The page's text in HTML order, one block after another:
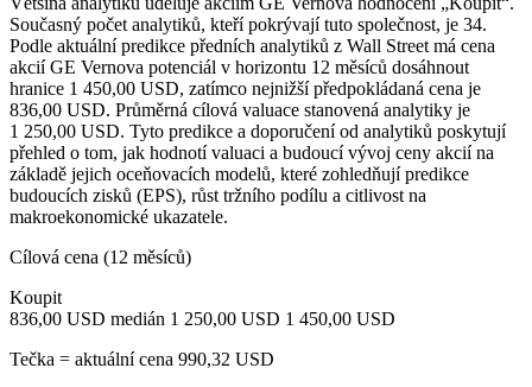
Současný počet analytiků, kteří pokrývají tuto společnost, je 34.
Podle aktuální predikce předních analytiků z Wall Street má cena
akcií GE Vernova potenciál v horizontu 12 měsíců dosáhnout
hranice 1 450,00 USD, zatímco nejnižší předpokládaná cena je
836,00 USD. Průměrná cílová valuace stanovená analytiky je
1 250,00 USD. Tyto predikce a doporučení od analytiků poskytují
přehled o tom, jak hodnotí valuaci a budoucí vývoj ceny akcií na
základě jejich oceňovacích modelů, které zohledňují predikce
budoucích zisků (EPS), růst tržního podílu a citlivost na
makroekonomické ukazatele.
Cílová cena (12 měsíců)
Koupit
836,00 USD medián 1 250,00 USD 1 450,00 USD
Tečka = aktuální cena 990,32 USD